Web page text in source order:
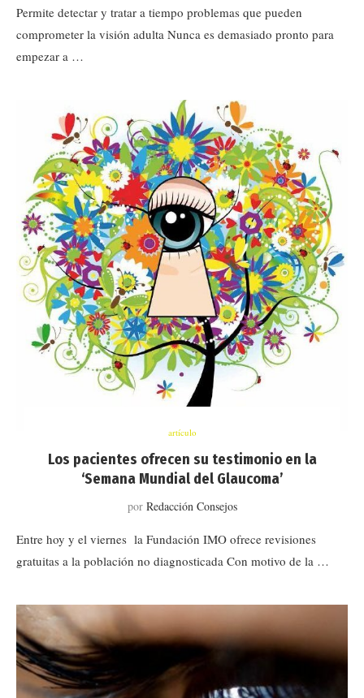
Permite detectar y tratar a tiempo problemas que pueden
comprometer la visión adulta Nunca es demasiado pronto para
empezar a …
artículo
Los pacientes ofrecen su testimonio en la
‘Semana Mundial del Glaucoma’
por Redacción Consejos
Entre hoy y el viernes la Fundación IMO ofrece revisiones
gratuitas a la población no diagnosticada Con motivo de la …